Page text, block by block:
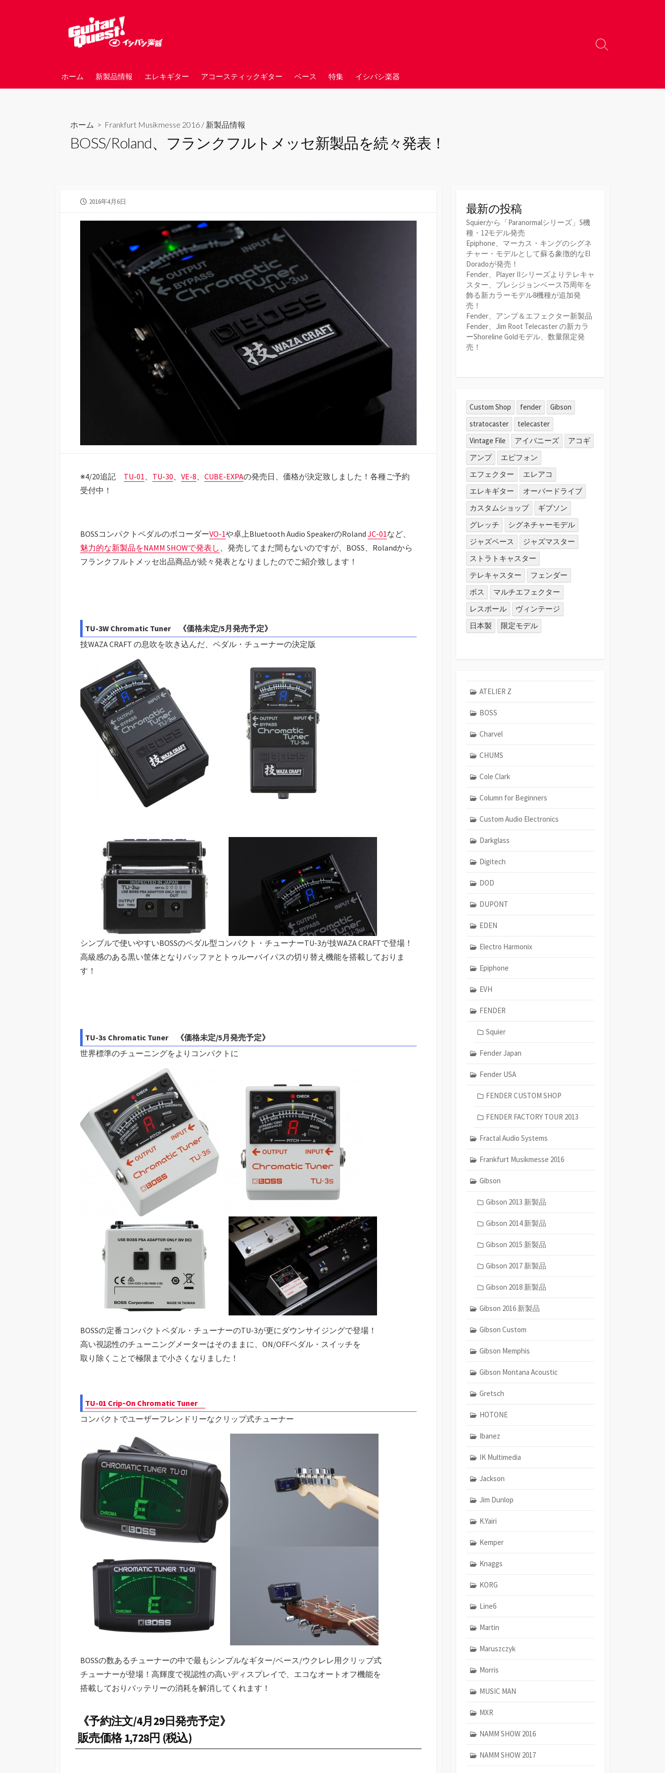
ホーム 新製品情報 エレキギター アコースティックギター ベース 特集 イシバシ楽器
検
替
ホーム > Frankfurt Musikmesse 2016 / 新製品情報
BOSS/Roland、フランクフルトメッセ新製品を続々発表！
公
日
2016年4月6日
※4/20追記 TU-01 TU-30 VE-8 CUBE-EXPAの発売日、価格が決定致しました！各種ご予約
受付中！
BOSSコンパクトペダルのボコーダーVO-1や卓上Bluetooth Audio SpeakerのRoland JC-01など、
魅力的な新製品をNAMM SHOWで発表し 、発売してまだ間もないのですが、BOSS、Rolandから
フランクフルトメッセ出品商品が続々発表となりましたのでご紹介致します！
TU-3W Chromatic Tuner 《価格未定/5月発売予定》
技WAZA CRAFT の息吹を吹き込んだ、ペダル・チューナーの決定版
シンプルで使いやすいBOSSのペダル型コンパクト・チューナーTU-3が技WAZA CRAFTで登場！
高級感のある黒い筐体となりバッファとトゥルーバイパスの切り替え機能を搭載しておりま
す！
TU-3s Chromatic Tuner 《価格未定/5月発売予定》
世界標準のチューニングをよりコンパクトに
BOSSの定番コンパクトペダル・チューナーのTU-3が更にダウンサイジングで登場！
高い視認性のチューニングメーターはそのままに、ON/OFFペダル・スイッチを
取り除くことで極限まで小さくなりました！
TU-01 Crip‐On Chromatic Tuner
コンパクトでユーザーフレンドリーなクリップ式チューナー
BOSSの数あるチューナーの中で最もシンプルなギター/ベース/ウクレレ用クリップ式
チューナーが登場！高輝度で視認性の高いディスプレイで、エコなオートオフ機能を
搭載しておりバッテリーの消耗を解消してくれます！
《予約注文/4月29日発売予定》
販売価格 1,728円 (税込)
最新の投稿
Squierから「Paranormalシリーズ」5機
種・12モデル発売
Epiphone、マーカス・キングのシグネ
チャー・モデルとして蘇る象徴的なEl
Doradoが発売！
Fender、Player IIシリーズよりテレキャ
スター、プレシジョンベース75周年を
飾る新カラーモデル8機種が追加発
売！
Fender、アンプ＆エフェクター新製品
Fender、Jim Root Telecaster の新カラ
ーShoreline Goldモデル、数量限定発
売！
Custom Shop fender
Gibson
stratocaster
telecaster
Vintage File
アイバニーズ
アコギ
アンプ
エピフォン
エフェクター
エレアコ
エレキギター
オーバードライブ
カスタムショップ
ギブソン
グレッチ
シグネチャーモデル
ジャズベース
ジャズマスター
ストラトキャスター
テレキャスター
フェンダー
ボス
マルチエフェクター
レスポール
ヴィンテージ
日本製
限定モデル
ATELIER Z
BOSS
Charvel
CHUMS
Cole Clark
Column for Beginners
Custom Audio Electronics
Darkglass
Digitech
DOD
DUPONT
EDEN
Electro Harmonix
Epiphone
EVH
FENDER
Squier
Fender Japan
Fender USA
FENDER CUSTOM SHOP
FENDER FACTORY TOUR 2013
Fractal Audio Systems
Frankfurt Musikmesse 2016
Gibson
Gibson 2013 新製品
Gibson 2014 新製品
Gibson 2015 新製品
Gibson 2017 新製品
Gibson 2018 新製品
Gibson 2016 新製品
Gibson Custom
Gibson Memphis
Gibson Montana Acoustic
Gretsch
HOTONE
Ibanez
IK Multimedia
Jackson
Jim Dunlop
K.Yairi
Kemper
Knaggs
KORG
Line6
Martin
Maruszczyk
Morris
MUSIC MAN
MXR
NAMM SHOW 2016
NAMM SHOW 2017